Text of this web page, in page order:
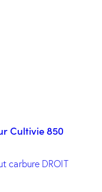
Cultivie 850